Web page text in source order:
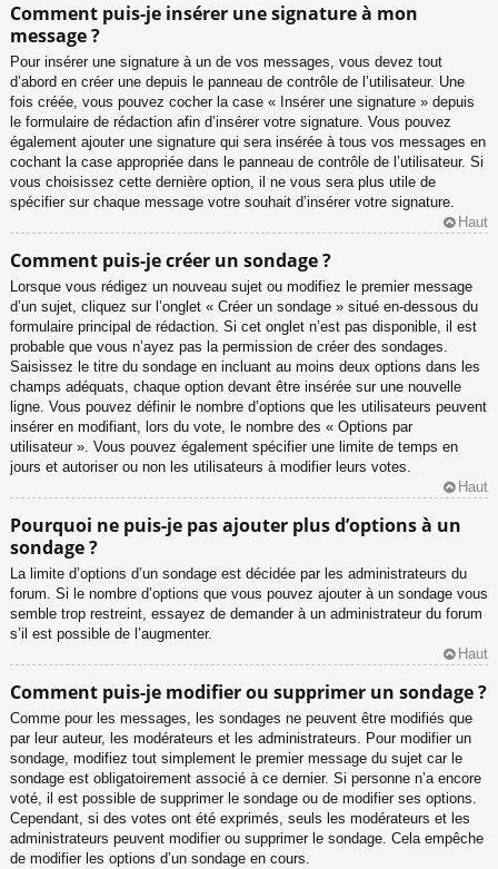
Comment puis-je insérer une signature à mon
message ?
Pour insérer une signature à un de vos messages, vous devez tout
d’abord en créer une depuis le panneau de contrôle de l’utilisateur. Une
fois créée, vous pouvez cocher la case « Insérer une signature » depuis
le formulaire de rédaction afin d’insérer votre signature. Vous pouvez
également ajouter une signature qui sera insérée à tous vos messages en
cochant la case appropriée dans le panneau de contrôle de l’utilisateur. Si
vous choisissez cette dernière option, il ne vous sera plus utile de
spécifier sur chaque message votre souhait d’insérer votre signature.
Haut
Comment puis-je créer un sondage ?
Lorsque vous rédigez un nouveau sujet ou modifiez le premier message
d’un sujet, cliquez sur l’onglet « Créer un sondage » situé en-dessous du
formulaire principal de rédaction. Si cet onglet n’est pas disponible, il est
probable que vous n’ayez pas la permission de créer des sondages.
Saisissez le titre du sondage en incluant au moins deux options dans les
champs adéquats, chaque option devant être insérée sur une nouvelle
ligne. Vous pouvez définir le nombre d’options que les utilisateurs peuvent
insérer en modifiant, lors du vote, le nombre des « Options par
utilisateur ». Vous pouvez également spécifier une limite de temps en
jours et autoriser ou non les utilisateurs à modifier leurs votes.
Haut
Pourquoi ne puis-je pas ajouter plus d’options à un
sondage ?
La limite d’options d’un sondage est décidée par les administrateurs du
forum. Si le nombre d’options que vous pouvez ajouter à un sondage vous
semble trop restreint, essayez de demander à un administrateur du forum
s’il est possible de l’augmenter.
Haut
Comment puis-je modifier ou supprimer un sondage ?
Comme pour les messages, les sondages ne peuvent être modifiés que
par leur auteur, les modérateurs et les administrateurs. Pour modifier un
sondage, modifiez tout simplement le premier message du sujet car le
sondage est obligatoirement associé à ce dernier. Si personne n’a encore
voté, il est possible de supprimer le sondage ou de modifier ses options.
Cependant, si des votes ont été exprimés, seuls les modérateurs et les
administrateurs peuvent modifier ou supprimer le sondage. Cela empêche
de modifier les options d’un sondage en cours.